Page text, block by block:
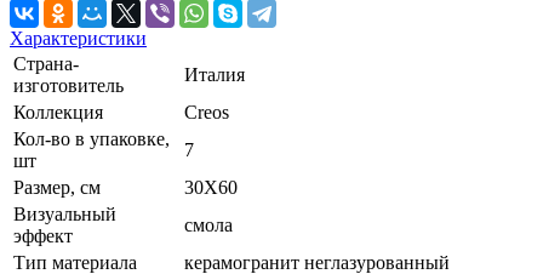
Характеристики
Страна-
изготовитель
Италия
Коллекция
Creos
Кол-во в упаковке,
шт
7
Размер, см
30X60
Визуальный
эффект
смола
Тип материала
керамогранит неглазурованный